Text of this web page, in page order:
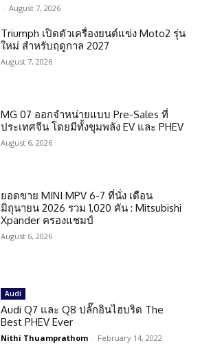
- August 7, 2026
Triumph เปิดตัวเครื่องยนต์แข่ง Moto2 รุ่น
ใหม่ สำหรับฤดูกาล 2027
August 7, 2026
MG 07 ออกจำหน่ายแบบ Pre-Sales ที่
ประเทศจีน โดยมีทั้งขุมพลัง EV และ PHEV
August 6, 2026
ยอดขาย MINI MPV 6-7 ที่นั่ง เดือน
มิถุนายน 2026 รวม 1,020 คัน : Mitsubishi
Xpander ครองแชมป์
August 6, 2026
Audi
Audi Q7 และ Q8 ปลั๊กอินไฮบริด The
Best PHEV Ever
Nithi Thuamprathom - February 14, 2022